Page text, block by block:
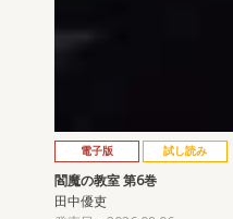
電子版 試し読み
閻魔の教室 第6巻
田中優吏